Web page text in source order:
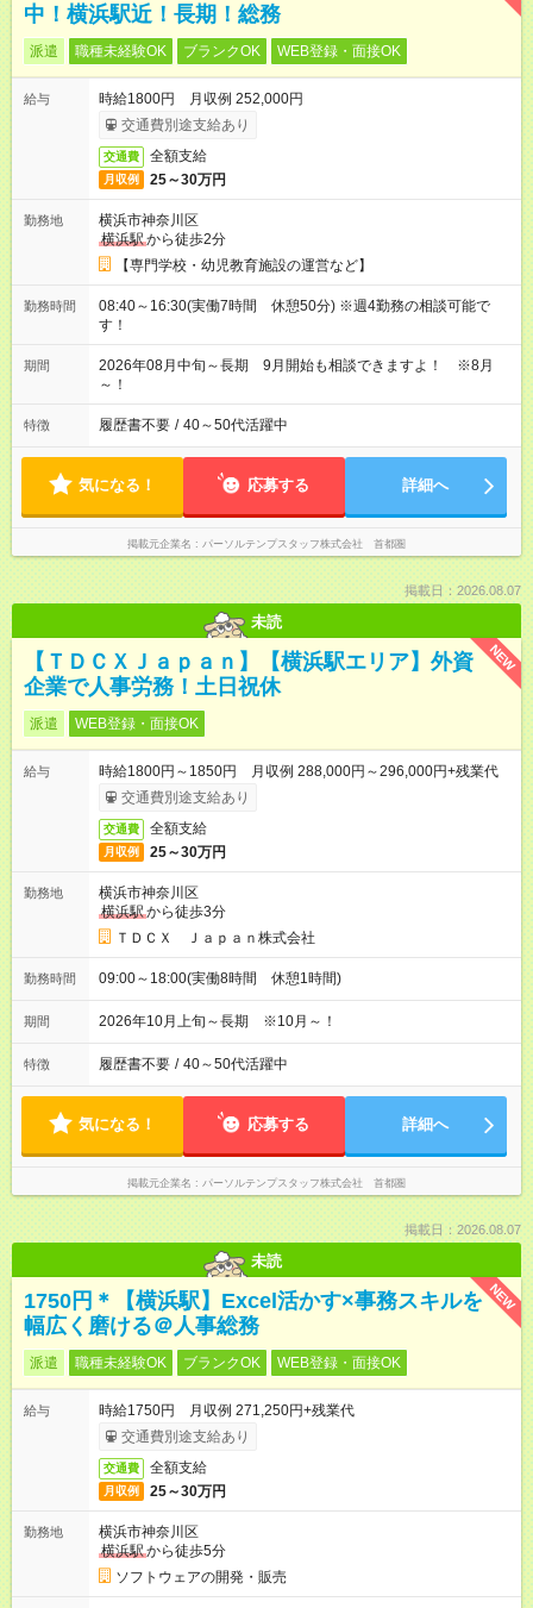
中！横浜駅近！長期！総務
派遣 職種未経験OK ブランクOK WEB登録・面接OK
給与
時給1800円 月収例 252,000円
交通費別途支給あり
交通費 全額支給
月収例 25～30万円
勤務地
横浜市神奈川区
横浜駅から徒歩2分
【専門学校・幼児教育施設の運営など】
勤務時間
08:40～16:30(実働7時間 休憩50分) ※週4勤務の相談可能で
す！
期間
2026年08月中旬～長期 9月開始も相談できますよ！ ※8月
～！
特徴 履歴書不要 / 40～50代活躍中
気になる！ 応募する 詳細へ
掲載元企業名 パーソルテンプスタッフ株式会社 首都圏
掲載日：2026.08.07
未読
NEW
【ＴＤＣＸＪａｐａｎ】【横浜駅エリア】外資
企業で人事労務！土日祝休
派遣 WEB登録・面接OK
給与
時給1800円～1850円 月収例 288,000円～296,000円+残業代
交通費別途支給あり
交通費 全額支給
月収例 25～30万円
勤務地
横浜市神奈川区
横浜駅から徒歩3分
ＴＤＣＸ Ｊａｐａｎ株式会社
勤務時間 09:00～18:00(実働8時間 休憩1時間)
期間 2026年10月上旬～長期 ※10月～！
特徴 履歴書不要 / 40～50代活躍中
気になる！ 応募する 詳細へ
掲載元企業名 パーソルテンプスタッフ株式会社 首都圏
掲載日：2026.08.07
未読
NEW
1750円＊【横浜駅】Excel活かす×事務スキルを
幅広く磨ける＠人事総務
派遣 職種未経験OK ブランクOK WEB登録・面接OK
給与
時給1750円 月収例 271,250円+残業代
交通費別途支給あり
交通費 全額支給
月収例 25～30万円
勤務地
横浜市神奈川区
横浜駅から徒歩5分
ソフトウェアの開発・販売